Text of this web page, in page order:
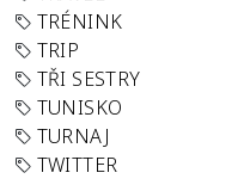
TRÉNINK
TRIP
TŘI SESTRY
TUNISKO
TURNAJ
TWITTER